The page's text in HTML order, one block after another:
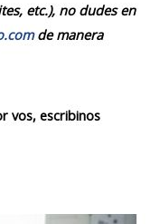
etc.), no dudes en
de manera
vos, escribinos